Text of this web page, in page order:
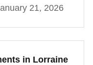
21, 2026
in Lorraine